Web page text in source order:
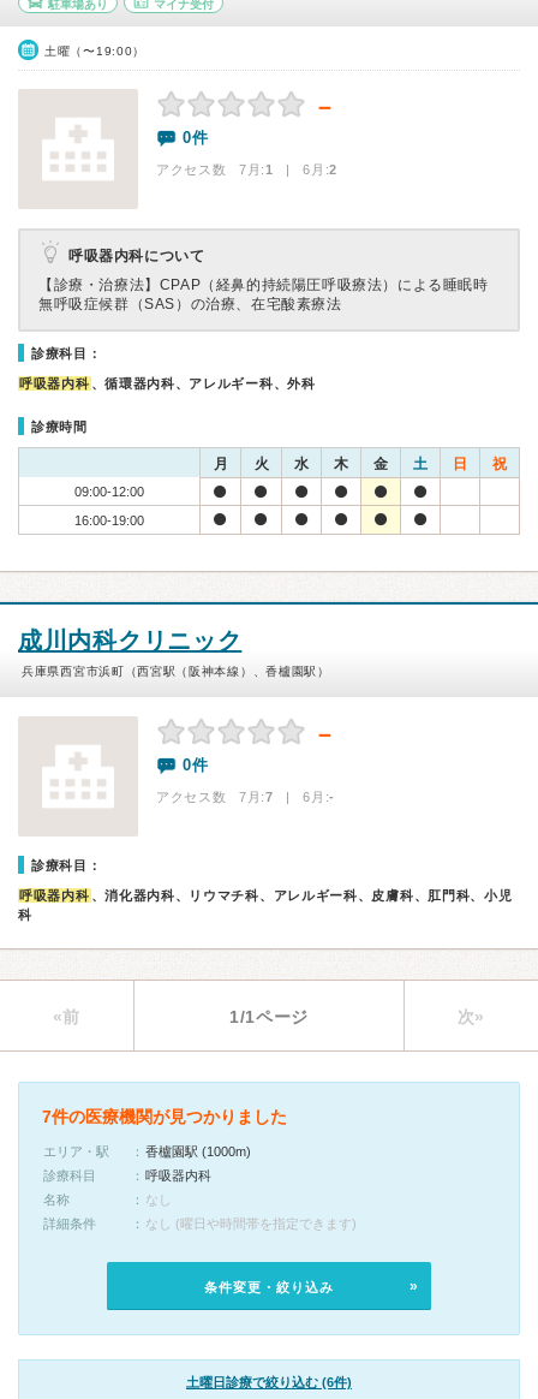
駐車場あり マイナ受付
土曜（〜19:00）
－
0件
アクセス数 7月:1 | 6月:2
呼吸器内科について
【診療・治療法】 CPAP（経鼻的持続陽圧呼吸療法）による睡眠時
無呼吸症候群（SAS）の治療、在宅酸素療法
診療科目：
呼吸器内科 、循環器内科、アレルギー科、外科
診療時間
月 火 水 木 金 土 日 祝
09:00-12:00
16:00-19:00
成川内科クリニック
兵庫県西宮市浜町（西宮駅（阪神本線）、香櫨園駅）
－
0件
アクセス数 7月:7 | 6月:-
診療科目：
呼吸器内科 、消化器内科、リウマチ科、アレルギー科、皮膚科、肛門科、小児
科
«前 1/1ページ 次»
7件の医療機関が見つかりました
エリア・駅
香櫨園駅 (1000m)
診療科目
呼吸器内科
名称
なし
詳細条件
なし (曜日や時間帯を指定できます)
条件変更・絞り込み
土曜日診療で絞り込む (6件)